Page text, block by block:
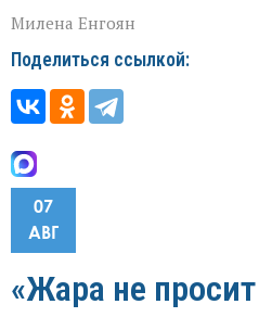
Милена Енгоян
Поделиться ссылкой:
07
АВГ
«Жара не просит